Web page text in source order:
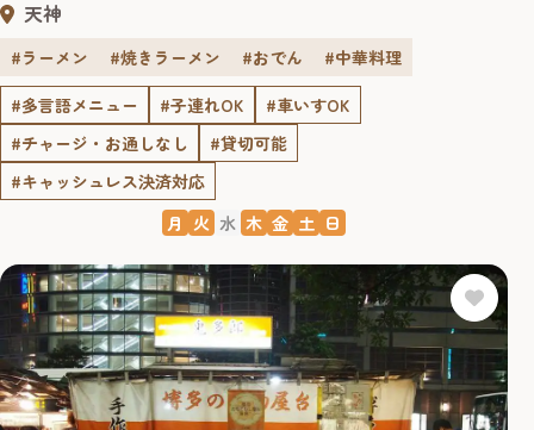
天神
#ラーメン #焼きラーメン #おでん
#中華料理
#多言語メニュー
#子連れOK
#車いすOK
#チャージ・お通しなし
#貸切可能
#キャッシュレス決済対応
月 火 水 木 金 土 日